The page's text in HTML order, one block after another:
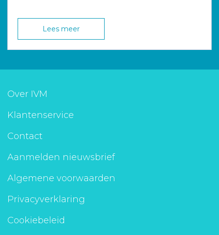
Lees meer
Over IVM
Klantenservice
Contact
Aanmelden nieuwsbrief
Algemene voorwaarden
Privacyverklaring
Cookiebeleid